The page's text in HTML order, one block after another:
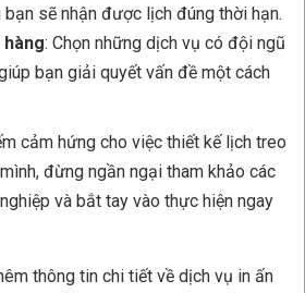
bạn sẽ nhận được lịch đúng thời hạn.
hàng: Chọn những dịch vụ có đội ngũ
bạn giải quyết vấn đề một cách
cảm hứng cho việc thiết kế lịch treo
đừng ngần ngại tham khảo các
và bắt tay vào thực hiện ngay
thông tin chi tiết về dịch vụ in ấn